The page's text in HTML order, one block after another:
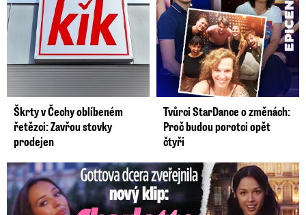
Škrty v Čechy oblíbeném
řetězci: Zavřou stovky
prodejen
Tvůrci StarDance o změnách:
Proč budou porotci opět
čtyři
Gottova dcera zveřejnila nový klip: Je jako Olivie Rodrigo!